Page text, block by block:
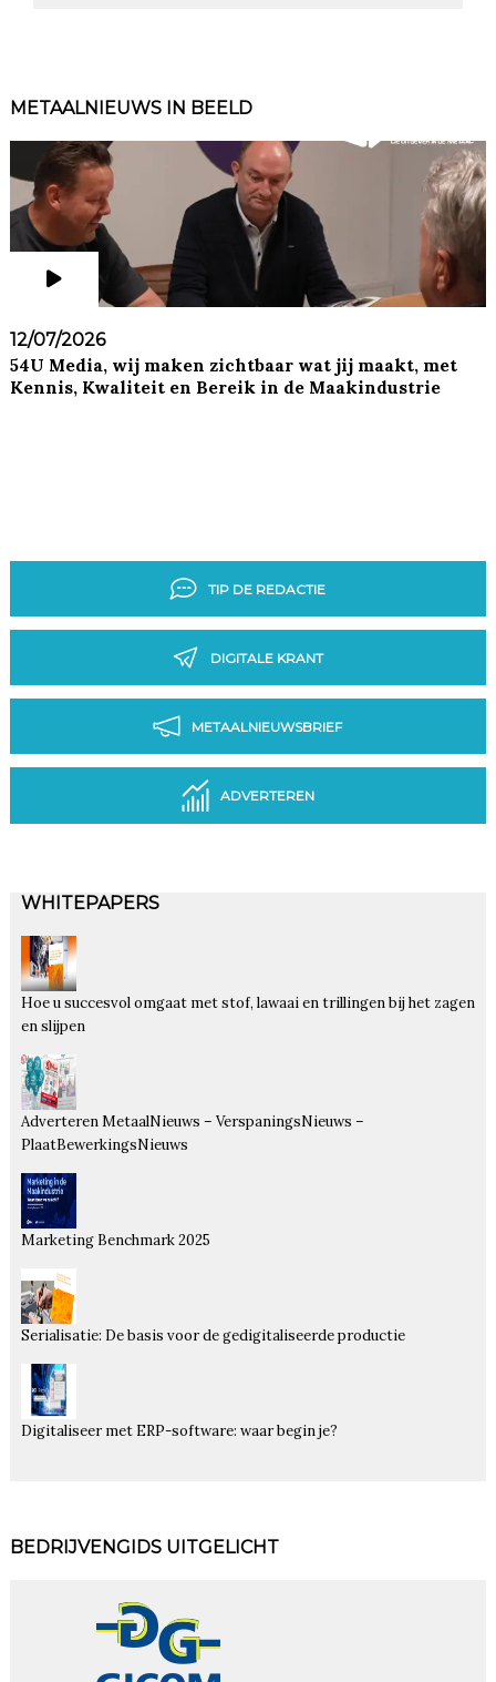
METAALNIEUWS IN BEELD
12/07/2026
54U Media, wij maken zichtbaar wat jij maakt, met
Kennis, Kwaliteit en Bereik in de Maakindustrie
TIP DE REDACTIE
DIGITALE KRANT
METAALNIEUWSBRIEF
ADVERTEREN
WHITEPAPERS
Hoe u succesvol omgaat met stof, lawaai en trillingen bij het zagen
en slijpen
Adverteren MetaalNieuws – VerspaningsNieuws –
PlaatBewerkingsNieuws
Marketing Benchmark 2025
Serialisatie: De basis voor de gedigitaliseerde productie
Digitaliseer met ERP-software: waar begin je?
BEDRIJVENGIDS UITGELICHT